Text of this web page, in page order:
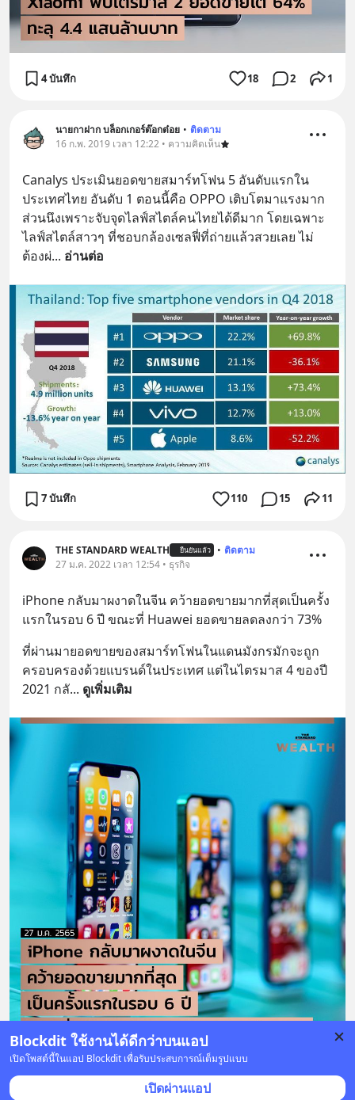
Blockdit ใช้งานได้ดีกว่าบนแอป
เปิดโพสต์นี้ในแอป Blockdit เพื่อรับประสบการณ์เต็มรูปแบบ
เปิดผ่านแอป
4 บันทึก 18 2 1
นายกาฝาก บล็อกเกอร์ต๊อกต๋อย • ติดตาม
16 ก.พ. 2019 เวลา 12:22 • ความคิดเห็น
Canalys ประเมินยอดขายสมาร์ทโฟน 5 อันดับแรกใน
ประเทศไทย อันดับ 1 ตอนนี้คือ OPPO เติบโตมาแรงมาก
ส่วนนึงเพราะจับจุดไลฟ์สไตล์คนไทยได้ดีมาก โดยเฉพาะ
ไลฟ์สไตล์สาวๆ ที่ชอบกล้องเซลฟี่ที่ถ่ายแล้วสวยเลย ไม่
ต้องผ่... อ่านต่อ
7 บันทึก 110 15 11
THE STANDARD WEALTH ยืนยันแล้ว • ติดตาม
27 ม.ค. 2022 เวลา 12:54 • ธุรกิจ
iPhone กลับมาผงาดในจีน คว้ายอดขายมากที่สุดเป็นครั้ง
แรกในรอบ 6 ปี ขณะที่ Huawei ยอดขายลดลงกว่า 73%
ที่ผ่านมายอดขายของสมาร์ทโฟนในแดนมังกรมักจะถูก
ครอบครองด้วยแบรนด์ในประเทศ แต่ในไตรมาส 4 ของปี
2021 กลั... ดูเพิ่มเติม
2 บันทึก 13 2